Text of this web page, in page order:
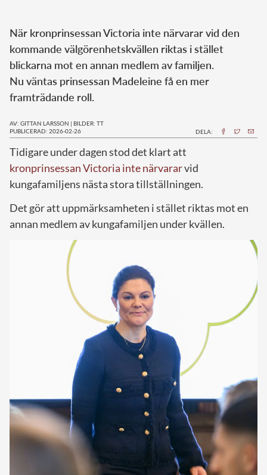
När kronprinsessan Victoria inte närvarar vid den
kommande välgörenhetskvällen riktas i stället
blickarna mot en annan medlem av familjen.
Nu väntas prinsessan Madeleine få en mer
framträdande roll.
AV: GITTAN LARSSON | BILDER: TT
PUBLICERAD: 2026-02-26
DELA:
Tidigare under dagen stod det klart att
kronprinsessan Victoria inte närvararvid
kungafamiljens nästa stora tillställningen.
Det gör att uppmärksamheten i stället riktas mot en
annan medlem av kungafamiljen under kvällen.